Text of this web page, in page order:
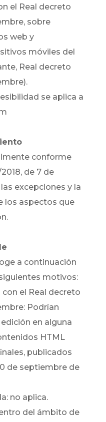
el Real decreto
sobre
web y
móviles del
Real decreto
se aplica a
conforme
de 7 de
excepciones y la
los aspectos que
a continuación
motivos:
el Real decreto
Podrían
en alguna
HTML
publicados
de septiembre de
no aplica.
del ámbito de